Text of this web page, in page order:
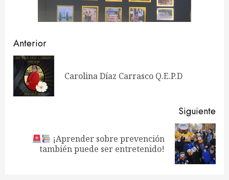
Navegación
de
entradas
Anterior
Carolina Díaz Carrasco Q.E.P.D
Siguiente
Siguiente
entrada:
¡Aprender sobre prevención
también puede ser entretenido!